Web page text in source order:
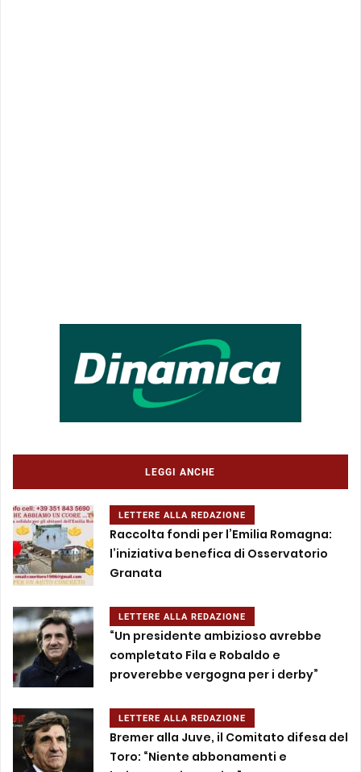
LEGGI ANCHE
LETTERE ALLA REDAZIONE
Raccolta fondi per l’Emilia Romagna:
l’iniziativa benefica di Osservatorio
Granata
LETTERE ALLA REDAZIONE
“Un presidente ambizioso avrebbe
completato Fila e Robaldo e
proverebbe vergogna per i derby”
LETTERE ALLA REDAZIONE
Bremer alla Juve, il Comitato difesa del
Toro: “Niente abbonamenti e